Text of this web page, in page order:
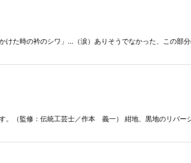
た時の衿のシワ」…（涙）ありそうでなかった、この部
。（監修：伝統工芸士／作本 義一） 紺地、黒地のリバー